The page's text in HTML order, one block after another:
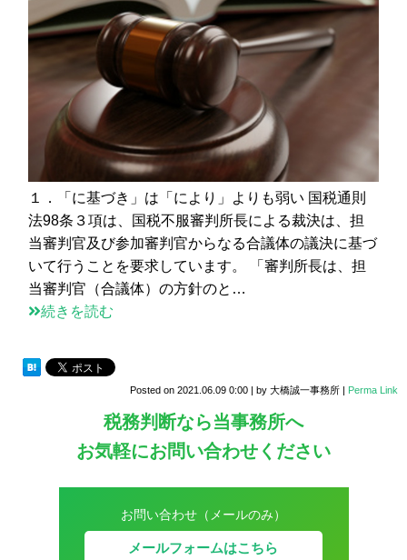
１．「に基づき」は「により」よりも弱い 国税通則
法98条３項は、国税不服審判所長による裁決は、担
当審判官及び参加審判官からなる合議体の議決に基づ
いて行うことを要求しています。 「審判所長は、担
当審判官（合議体）の方針のと…
続きを読む
Posted on 2021.06.09 0:00 | by 大橋誠一事務所 | Perma Link
税務判断なら当事務所へ
お気軽にお問い合わせください
お問い合わせ（メールのみ）
メールフォームはこちら